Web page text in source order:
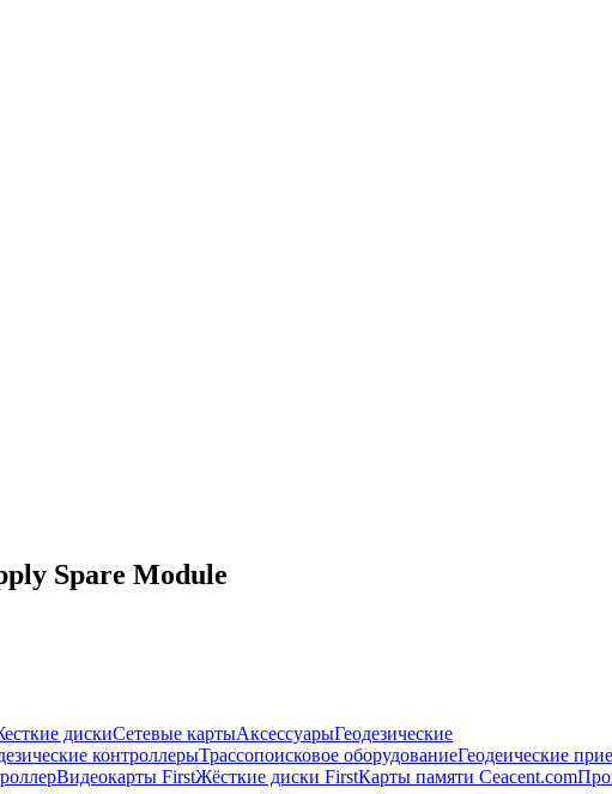
Spare Module
дискиСетевые картыАксессуарыГеодезические
контроллерыТрассопоисковое оборудованиеГеодеические
Видеокарты FirstЖёсткие диски FirstКарты памяти Ceacent.com